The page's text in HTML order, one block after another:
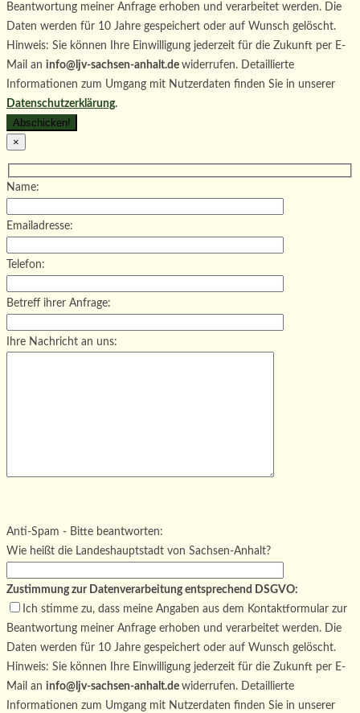
Beantwortung meiner Anfrage erhoben und verarbeitet werden. Die
Daten werden für 10 Jahre gespeichert oder auf Wunsch gelöscht.
Hinweis: Sie können Ihre Einwilligung jederzeit für die Zukunft per E-
Mail an info@ljv-sachsen-anhalt.de widerrufen. Detaillierte
Informationen zum Umgang mit Nutzerdaten finden Sie in unserer
Datenschutzerklärung.
×
Name:
Emailadresse:
Telefon:
Betreff ihrer Anfrage:
Ihre Nachricht an uns:
Bitte lasse dieses Feld leer.
Anti-Spam - Bitte beantworten:
Wie heißt die Landeshauptstadt von Sachsen-Anhalt?
Zustimmung zur Datenverarbeitung entsprechend DSGVO:
Ich stimme zu, dass meine Angaben aus dem Kontaktformular zur
Beantwortung meiner Anfrage erhoben und verarbeitet werden. Die
Daten werden für 10 Jahre gespeichert oder auf Wunsch gelöscht.
Hinweis: Sie können Ihre Einwilligung jederzeit für die Zukunft per E-
Mail an info@ljv-sachsen-anhalt.de widerrufen. Detaillierte
Informationen zum Umgang mit Nutzerdaten finden Sie in unserer